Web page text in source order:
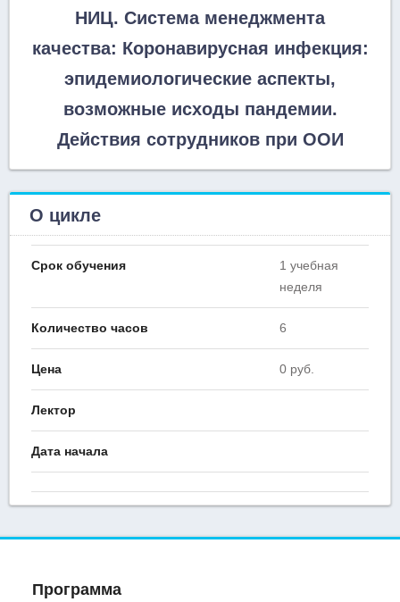
НИЦ. Система менеджмента
качества: Коронавирусная инфекция:
эпидемиологические аспекты,
возможные исходы пандемии.
Действия сотрудников при ООИ
О цикле
Срок обучения
1 учебная
неделя
Количество часов 6
Цена 0 руб.
Лектор
Дата начала
Программа